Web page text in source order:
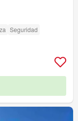
Seguridad